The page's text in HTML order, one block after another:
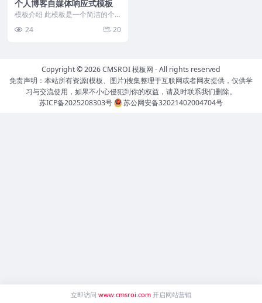
个人博客自媒体响应式模板
模板介绍 此模板是一个简洁的个
主要用于文章和...
24 20
Copyright © 2026CMSROI 模板网 - All rights reserved
免责声明：本站所有资源(模板、图片)搜集整理于互联网或者网友提供，仅供学
习与交流使用，如果不小心侵犯到你的权益，请及时联系我们删除。
苏ICP备2025208303号
苏公网安备32021402004704号
立即访问 www.cmsroi.com 开启网站营销